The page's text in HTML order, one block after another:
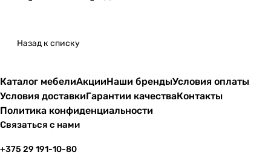
Назад к списку
Каталог мебелиАкцииНаши брендыУсловия оплаты
Условия доставкиГарантии качестваКонтакты
Политика конфиденциальности
Связаться с нами
+375 29 191-10-80